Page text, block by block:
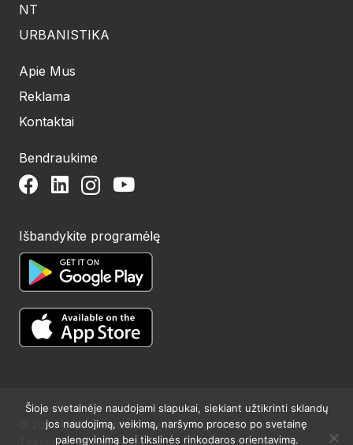
NT
URBANISTIKA
Apie Mus
Reklama
Kontaktai
Bendraukime
Išbandykite programėlę
© 2024 UAB Structum projektai. Visos teisės saugomos.
Tekstų publikavimas galimas tik su raštišku redakcijos
Šioje svetainėje naudojami slapukai, siekiant užtikrinti sklandų
jos naudojimą, veikimą, naršymo proceso po svetainę
palengvinimą bei tikslinės rinkodaros orientavimą.